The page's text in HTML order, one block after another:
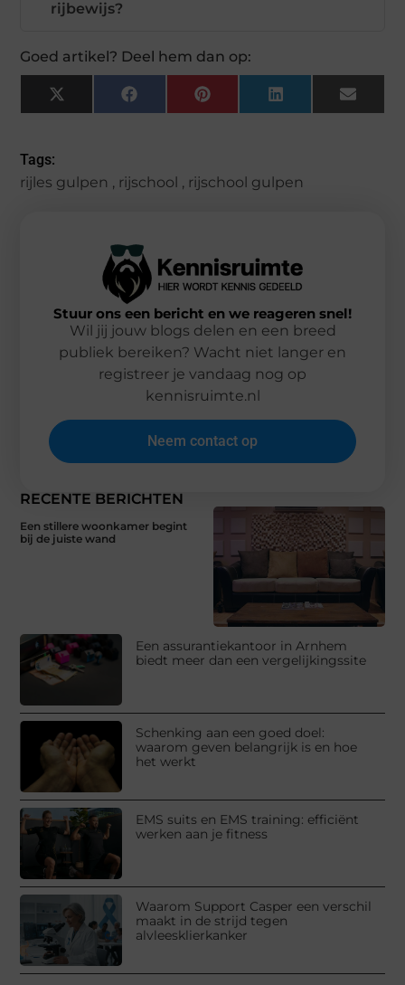
rijbewijs?
Goed artikel? Deel hem dan op:
X
(Twitter)
FacebookPinterestLinkedIn Email
Tags:
rijles gulpen , rijschool , rijschool gulpen
RECENTE BERICHTEN
Een stillere woonkamer begint
bij de juiste wand
Een assurantiekantoor in Arnhem
biedt meer dan een vergelijkingssite
Schenking aan een goed doel:
waarom geven belangrijk is en hoe
het werkt
EMS suits en EMS training: efficiënt
werken aan je fitness
Waarom Support Casper een verschil
maakt in de strijd tegen
alvleesklierkanker
Stuur ons een bericht en we reageren snel!
Wil jij jouw blogs delen en een breed
publiek bereiken? Wacht niet langer en
registreer je vandaag nog op
kennisruimte.nl
Neem contact op